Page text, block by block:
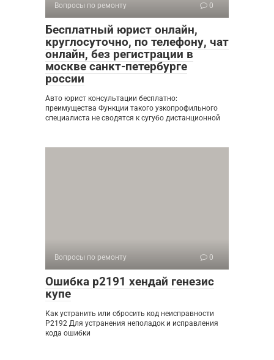
Вопросы по ремонту 0
Бесплатный юрист онлайн,
круглосуточно, по телефону, чат
онлайн, без регистрации в
москве санкт-петербурге
россии
Авто юрист консультации бесплатно:
преимущества Функции такого узкопрофильного
специалиста не сводятся к сугубо дистанционной
Вопросы по ремонту 0
Ошибка р2191 хендай генезис
купе
Как устранить или сбросить код неисправности
P2192 Для устранения неполадок и исправления
кода ошибки